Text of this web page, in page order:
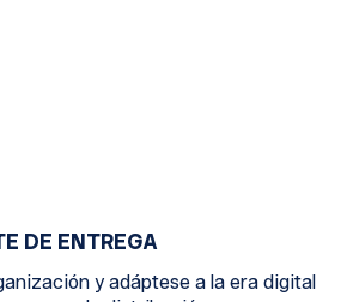
DE ENTREGA
y adáptese a la era digital